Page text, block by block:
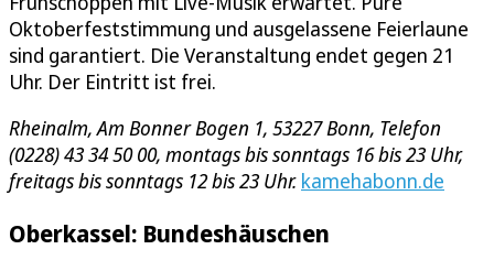
Oktoberfeststimmung und ausgelassene Feierlaune
sind garantiert. Die Veranstaltung endet gegen 21
Uhr. Der Eintritt ist frei.
Rheinalm, Am Bonner Bogen 1, 53227 Bonn, Telefon
(0228) 43 34 50 00, montags bis sonntags 16 bis 23 Uhr,
freitags bis sonntags 12 bis 23 Uhr. kamehabonn.de
Oberkassel: Bundeshäuschen